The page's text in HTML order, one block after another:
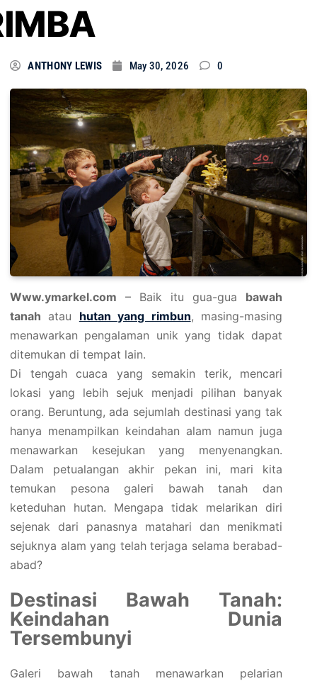
ANTHONY LEWIS May 30, 2026 0
Www.ymarkel.com – Baik itu gua-gua bawah
tanah atau hutan yang rimbun, masing-masing
menawarkan pengalaman unik yang tidak dapat
ditemukan di tempat lain.
Di tengah cuaca yang semakin terik, mencari
lokasi yang lebih sejuk menjadi pilihan banyak
orang. Beruntung, ada sejumlah destinasi yang tak
hanya menampilkan keindahan alam namun juga
menawarkan kesejukan yang menyenangkan.
Dalam petualangan akhir pekan ini, mari kita
temukan pesona galeri bawah tanah dan
keteduhan hutan. Mengapa tidak melarikan diri
sejenak dari panasnya matahari dan menikmati
sejuknya alam yang telah terjaga selama berabad-
abad?
Destinasi Bawah Tanah:
Keindahan Dunia
Tersembunyi
Galeri bawah tanah menawarkan pelarian